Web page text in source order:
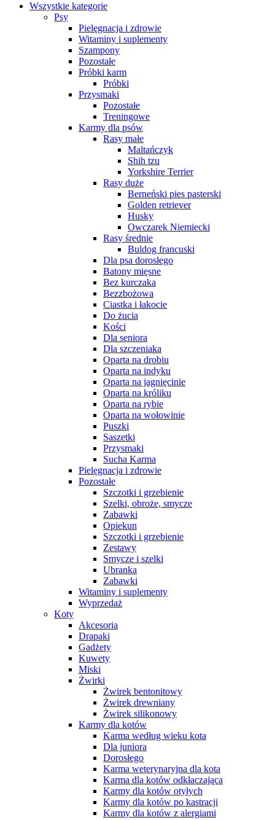
Wszystkie kategorie
Psy
Pielęgnacja i zdrowie
Witaminy i suplementy
Szampony
Pozostałe
Próbki karm
Próbki
Przysmaki
Pozostałe
Treningowe
Karmy dla psów
Rasy małe
Maltańczyk
Shih tzu
Yorkshire Terrier
Rasy duże
Berneński pies pasterski
Golden retriever
Husky
Owczarek Niemiecki
Rasy średnie
Buldog francuski
Dla psa dorosłego
Batony mięsne
Bez kurczaka
Bezzbożowa
Ciastka i łakocie
Do żucia
Kości
Dla seniora
Dla szczeniaka
Oparta na drobiu
Oparta na indyku
Oparta na jagnięcinie
Oparta na króliku
Oparta na rybie
Oparta na wołowinie
Puszki
Saszetki
Przysmaki
Sucha Karma
Pielęgnacja i zdrowie
Pozostałe
Szczotki i grzebienie
Szelki, obroże, smycze
Zabawki
Opiekun
Szczotki i grzebienie
Zestawy
Smycze i szelki
Ubranka
Zabawki
Witaminy i suplementy
Wyprzedaż
Koty
Akcesoria
Drapaki
Gadżety
Kuwety
Miski
Żwirki
Żwirek bentonitowy
Żwirek drewniany
Żwirek silikonowy
Karmy dla kotów
Karma według wieku kota
Dla juniora
Dorosłego
Karma weterynaryjna dla kota
Karma dla kotów odkłaczająca
Karmy dla kotów otyłych
Karmy dla kotów po kastracji
Karmy dla kotów z alergiami